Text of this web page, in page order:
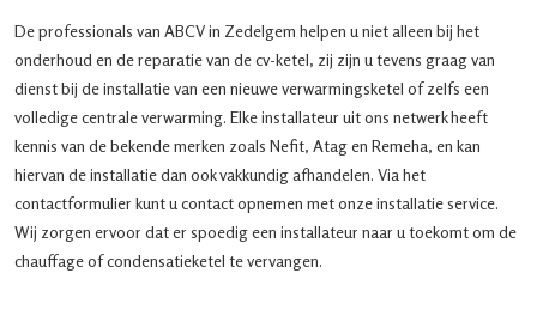
De professionals van ABCV in Zedelgem helpen u niet alleen bij het
onderhoud en de reparatie van de cv-ketel, zij zijn u tevens graag van
dienst bij de installatie van een nieuwe verwarmingsketel of zelfs een
volledige centrale verwarming. Elke installateur uit ons netwerk heeft
kennis van de bekende merken zoals Nefit, Atag en Remeha, en kan
hiervan de installatie dan ook vakkundig afhandelen. Via het
contactformulier kunt u contact opnemen met onze installatie service.
Wij zorgen ervoor dat er spoedig een installateur naar u toekomt om de
chauffage of condensatieketel te vervangen.